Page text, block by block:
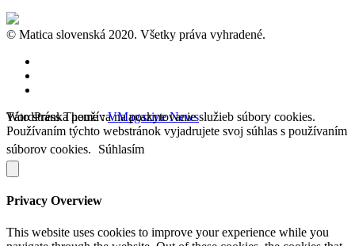
© Matica slovenská 2020. Všetky práva vyhradené.
WordPress Theme :VMagazine News
Táto stránka používa na poskytovanie služieb súbory cookies.
Používaním týchto webstránok vyjadrujete svoj súhlas s používaním
súborov cookies.
Súhlasím
Privacy Overview
This website uses cookies to improve your experience while you